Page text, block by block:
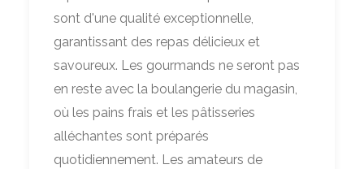
sont d'une qualité exceptionnelle,
garantissant des repas délicieux et
savoureux. Les gourmands ne seront pas
en reste avec la boulangerie du magasin,
où les pains frais et les pâtisseries
alléchantes sont préparés
quotidiennement. Les amateurs de